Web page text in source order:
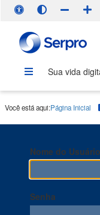
Sua vida
Você está aqui:Página Inicial
Nome do Usuário
Senha